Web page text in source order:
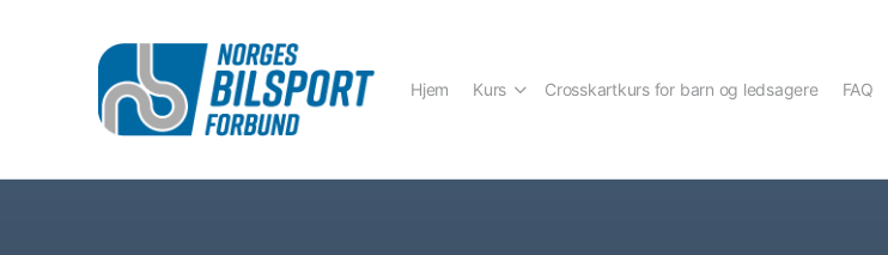
Hjem Kurs Crosskartkurs for barn og ledsagere FAQ